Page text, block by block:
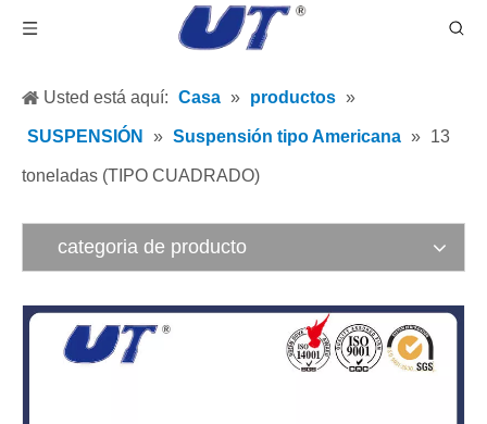
Usted está aquí: Casa » productos »
SUSPENSIÓN » Suspensión tipo Americana » 13
toneladas (TIPO CUADRADO)
categoria de producto